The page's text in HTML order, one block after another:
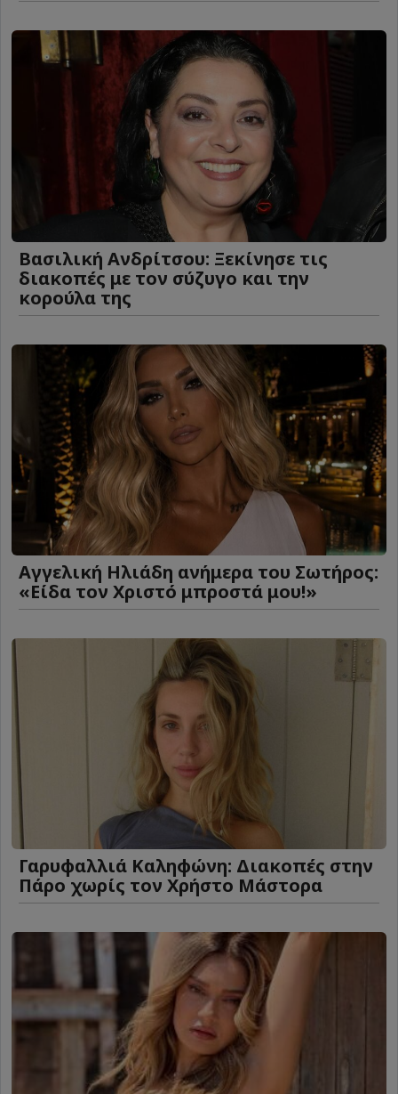
Βασιλική Ανδρίτσου: Ξεκίνησε τις
διακοπές με τον σύζυγο και την
κορούλα της
Αγγελική Ηλιάδη ανήμερα του Σωτήρος:
«Είδα τον Χριστό μπροστά μου!»
Γαρυφαλλιά Καληφώνη: Διακοπές στην
Πάρο χωρίς τον Χρήστο Μάστορα